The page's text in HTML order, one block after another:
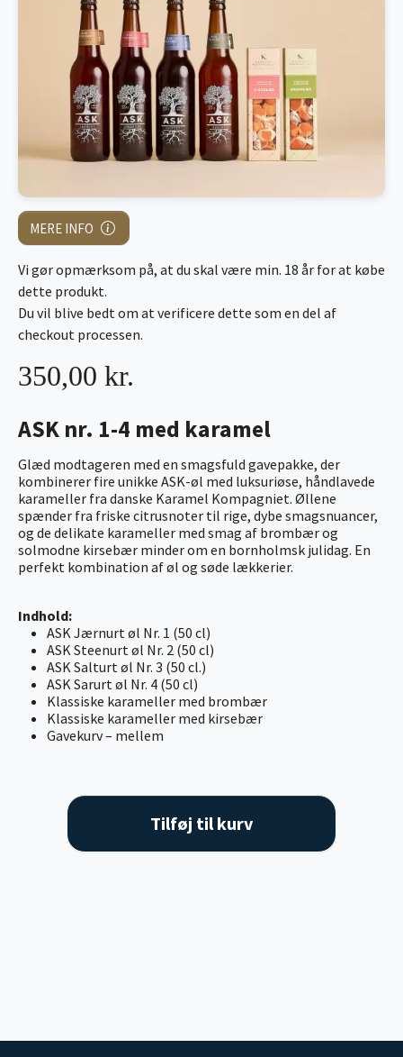
MERE INFO
ASK nr. 1-4 med karamel
Glæd modtageren med en smagsfuld gavepakke, der
kombinerer fire unikke ASK-øl med luksuriøse, håndlavede
karameller fra danske Karamel Kompagniet. Øllene
spænder fra friske citrusnoter til rige, dybe smagsnuancer,
og de delikate karameller med smag af brombær og
solmodne kirsebær minder om en bornholmsk julidag. En
perfekt kombination af øl og søde lækkerier.
Indhold:
ASK Jærnurt øl Nr. 1 (50 cl)
ASK Steenurt øl Nr. 2 (50 cl)
ASK Salturt øl Nr. 3 (50 cl.)
ASK Sarurt øl Nr. 4 (50 cl)
Klassiske karameller med brombær
Klassiske karameller med kirsebær
Gavekurv – mellem
350,00 kr.
Vi gør opmærksom på, at du skal være min. 18 år for at købe
dette produkt.
Du vil blive bedt om at verificere dette som en del af
checkout processen.
Tilføj til kurv